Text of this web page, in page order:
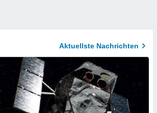
Aktuellste Nachrichten